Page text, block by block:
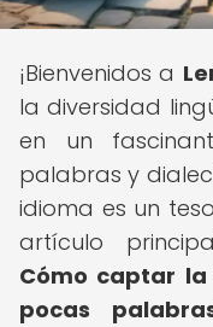
¡Bienvenidos a
la diversidad
en un
palabras y
idioma es un
artículo
Cómo captar
pocas